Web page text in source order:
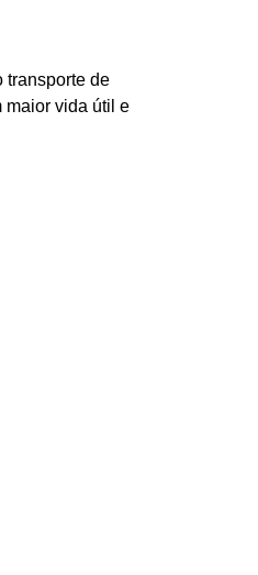
transporte de
maior vida útil e